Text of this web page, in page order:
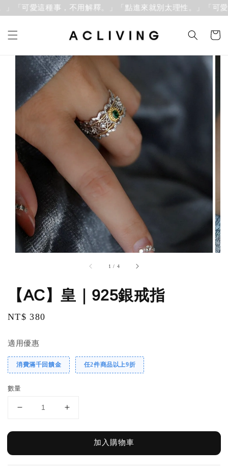
可愛這種事，不用解釋。」 「點進來就別太理性。」「可愛
1 / 4
【AC】皇｜925銀戒指
Regular
NT$ 380
適用優惠
消費滿千回饋金 任2件商品以上9折
數量
加入購物車